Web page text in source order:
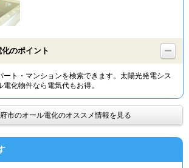
物件特集から
TOP
のポイント
ート・マンションを検索できます。太陽光発電シス
化物件なら電気代もお得。
市のオール電化のオススメ情報を見る